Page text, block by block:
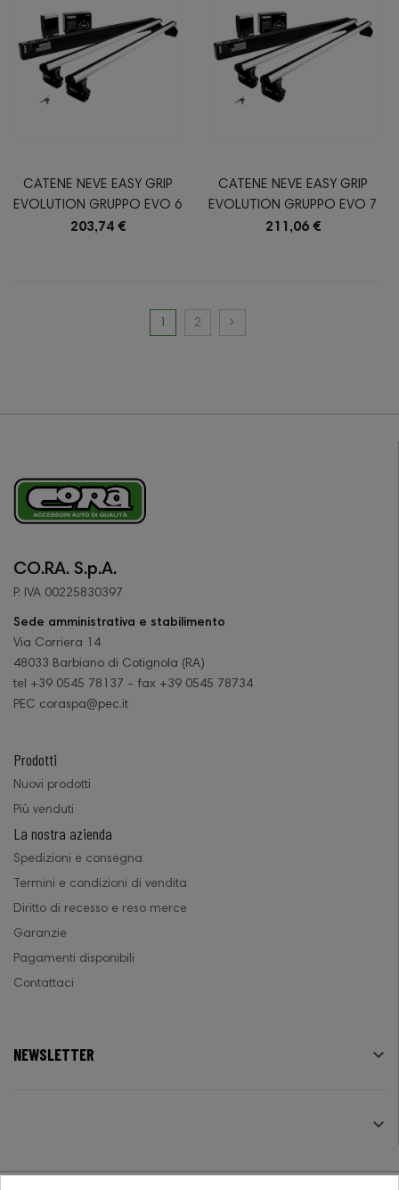
CATENE NEVE EASY GRIP
EVOLUTION GRUPPO EVO 6
203,74 €
CATENE NEVE EASY GRIP
EVOLUTION GRUPPO EVO 7
211,06 €
1 2
CO.RA. S.p.A.
P. IVA 00225830397
Sede amministrativa e stabilimento
Via Corriera 14
48033 Barbiano di Cotignola (RA)
tel +39 0545 78137 - fax +39 0545 78734
PEC coraspa@pec.it
Prodotti
Nuovi prodotti
Più venduti
La nostra azienda
Spedizioni e consegna
Termini e condizioni di vendita
Diritto di recesso e reso merce
Garanzie
Pagamenti disponibili
Contattaci
NEWSLETTER 
